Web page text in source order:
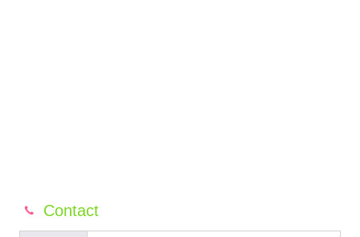
Contact